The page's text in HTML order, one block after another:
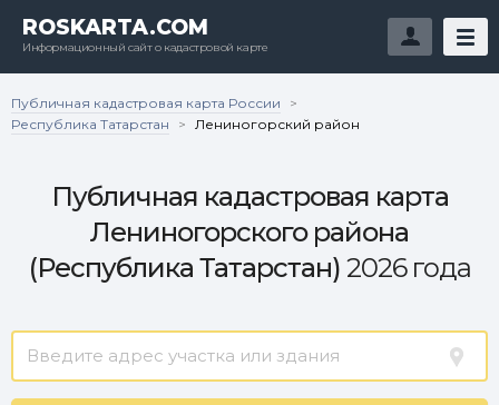
ROSKARTA.COM
Информационный сайт о кадастровой карте
Публичная кадастровая карта России
>
Республика Татарстан
> Лениногорский район
Публичная кадастровая карта
Лениногорского района
(Республика Татарстан) 2026 года